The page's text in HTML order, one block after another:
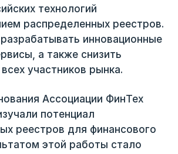
технологий
распределенных реестров.
инновационные
а также снизить
участников рынка.
Ассоциации ФинТех
потенциал
реестров для финансового
этой работы стало